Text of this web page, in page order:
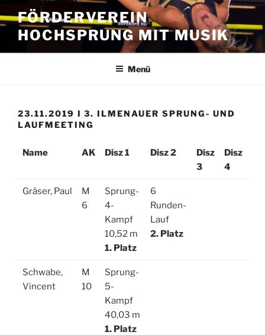
Inhalt
springen
FÖRDERVEREIN
HOCHSPRUNG MIT MUSIK
Menü
23.11.2019 I 3. ILMENAUER SPRUNG- UND
LAUFMEETING
Name AK Disz 1 Disz 2
Disz
3
Disz
4
Gräser, Paul
M
6
Sprung-
4-
Kampf
10,52 m
1. Platz
6
Runden-
Lauf
2. Platz
Schwabe,
Vincent
M
10
Sprung-
5-
Kampf
40,03 m
1. Platz